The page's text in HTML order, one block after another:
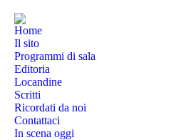
Home
Il sito
Programmi di sala
Editoria
Locandine
Scritti
Ricordati da noi
Contattaci
In scena oggi